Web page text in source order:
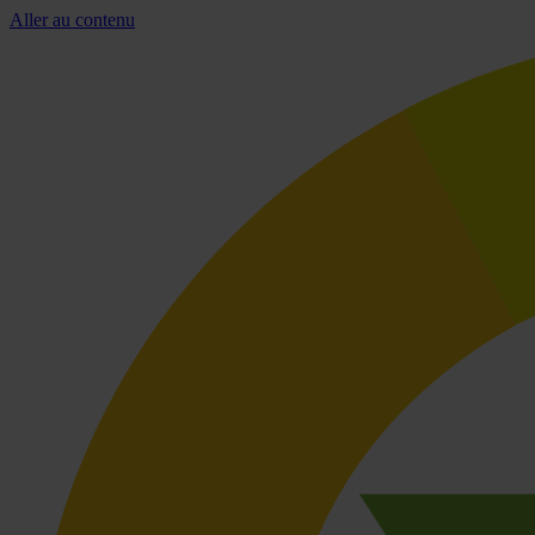
Aller au contenu